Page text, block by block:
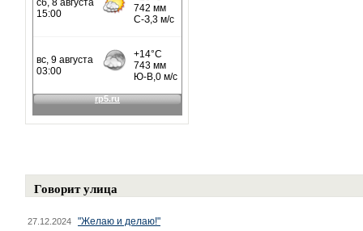
Говорит улица
27.12.2024 "Желаю и делаю!"